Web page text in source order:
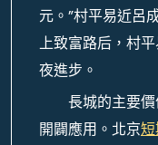
元。”村平易近呂
上致富路后，村
夜進步。
長城的主要
開闢應用。北京